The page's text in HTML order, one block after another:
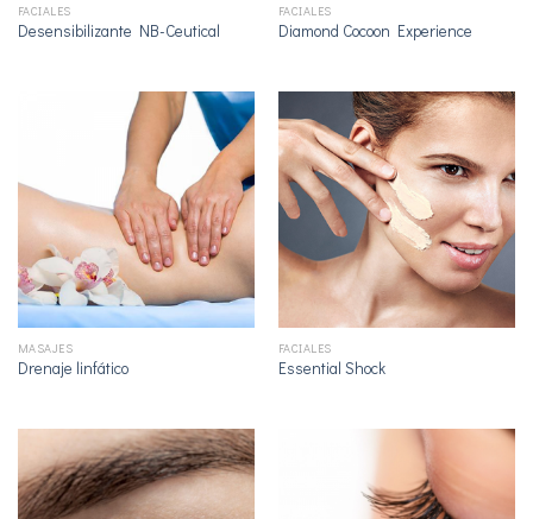
FACIALES
Desensibilizante NB-Ceutical
FACIALES
Diamond Cocoon Experience
MASAJES
Drenaje linfático
FACIALES
Essential Shock